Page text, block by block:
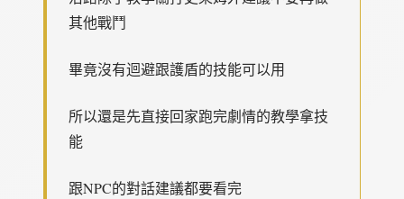
其他戰鬥
畢竟沒有迴避跟護盾的技能可以用
所以還是先直接回家跑完劇情的教學拿技
能
跟NPC的對話建議都要看完